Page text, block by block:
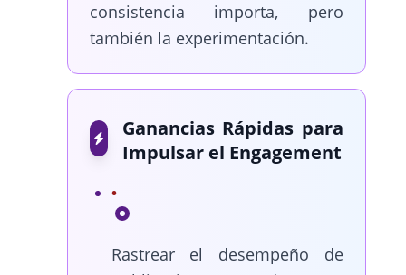
consistencia importa, pero
también la experimentación.
Ganancias Rápidas para
Impulsar el Engagement
Rastrear el desempeño de